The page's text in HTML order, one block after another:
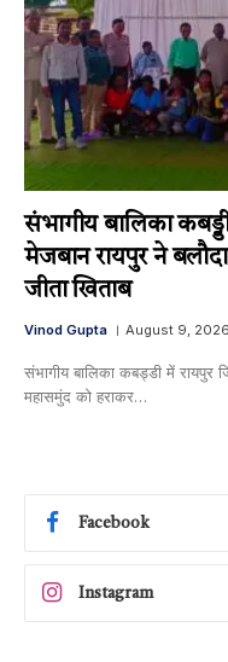
संभागीय बालिका
मेजबान रायपुर ने
जीता खिताब
Vinod Gupta August 9, 2026
संभागीय बालिका कबड्डी में रायपुर
महासमुंद को हराकर…
Facebook
Instagram